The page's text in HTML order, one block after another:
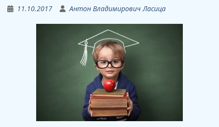
11.10.2017 Антон Владимирович Ласица